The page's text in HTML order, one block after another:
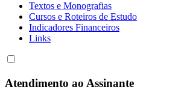
Textos e Monografias
Cursos e Roteiros de Estudo
Indicadores Financeiros
Links
Atendimento ao Assinante